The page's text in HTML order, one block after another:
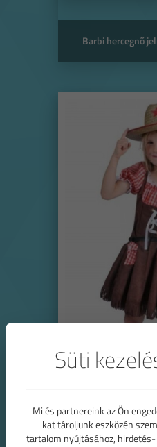
Barbi hercegnő
Cowgirl vagy
Süti
Mi és partnereink az Ön
kat tároljunk eszközén
tartalom nyújtásához,